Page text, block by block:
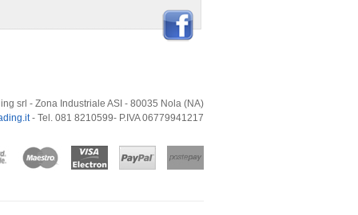
srl - Zona Industriale ASI - 80035 Nola (NA)
- Tel. 081 8210599- P.IVA 06779941217